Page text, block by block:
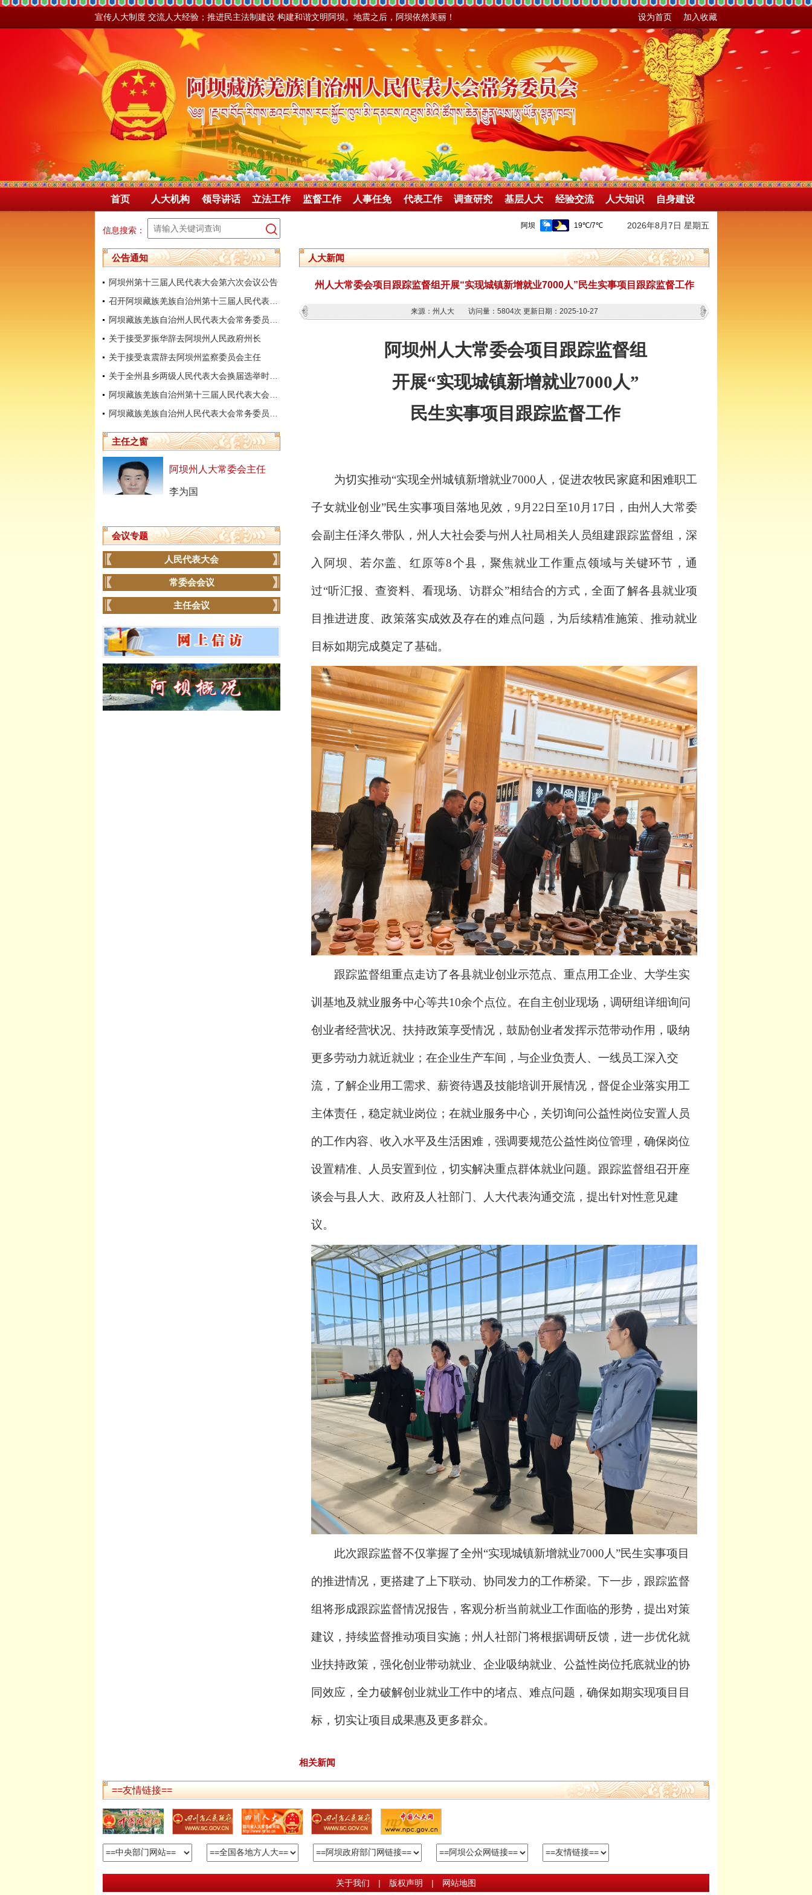
宣传人大制度 交流人大经验；推进民主法制建设 构建和谐文明阿坝。地震之后，阿坝依然美丽！ 设为首页 加入收藏
首页 人大机构 领导讲话 立法工作 监督工作 人事任免 代表工作 调查研究 基层人大 经验交流 人大知识 自身建设
信息搜索： 2026年8月7日 星期五
公告通知
阿坝州第十三届人民代表大会第六次会议公告
关于接受罗振华辞去阿坝州人民政府州长
关于接受袁震辞去阿坝州监察委员会主任
主任之窗
阿坝州人大常委会主任
李为国
会议专题
人民代表大会
常委会会议
主任会议
人大新闻
州人大常委会项目跟踪监督组开展“实现城镇新增就业7000人”民生实事项目跟踪监督工作
来源：州人大 访问量： 5804次 更新日期：2025-10-27
阿坝州人大常委会项目跟踪监督组
开展“实现城镇新增就业7000人”
民生实事项目 跟踪监督工作
为切实推动“实现全州城镇新增就业7000人，促进农牧民家庭和困难职工
子女就业创业”民生实事项目落地见效，9月22日至10月17日， 由州人大常委
会副主任泽久 带队，州人大社会委与州人社局相关人员组建跟踪监督组 ，深
入阿坝、若尔盖、红原等8个县 ， 聚焦就业工作重点领域与关键环节，通
过“听汇报、查资料、看现场、访群众”相结合的方式，全面了解各县就业项
目推进进度、政策落实成效及存在的难点问题， 为后续精准施策、推动就业
目标如期完成奠定了基础。
跟踪监督组重点走访了各县就业创业示范点、重点用工企业、大学生实
训基地及就业服务中心等共10余个点位。在自主创业现场，调研组详细询问
创业者经营状况、扶持政策享受情况，鼓励创业者发挥示范带动作用，吸纳
更多劳动力就近就业；在企业生产车间，与企业负责人、一线员工深入交
流，了解企业用工需求、薪资待遇及技能培训开展情况，督促企业落实用工
主体责任，稳定就业岗位；在就业服务中心，关切询问公益性岗位安置人员
的工作内容、收入水平及生活困难，强调要规范公益性岗位管理，确保岗位
设置精准、人员安置到位，切实解决重点群体就业问题。跟踪监督组召开座
谈会与县人大、政府及人社部门、人大代表沟通交流 ，提出针对性意见建
议。
此次跟踪监督不仅掌握了全州 “实现城镇新增就业7000人”民生实事项目
的推进情况 ，更搭建了上下联动、协同发力的工作桥梁。下一步， 跟踪监督
组将形成跟踪监督情况报告，客观分析当前就业工作面临的形势，提出对策
建议，持续监督推动项目实施；州人社部门将根据调研反馈，进一步优化就
业扶持政策，强化创业带动就业、企业吸纳就业、公益性岗位托底就业的协
同效应，全力破解创业就业工作中的堵点、难点问题，确保如期实现项目 目
标，切实让项目 成果惠及更多群众。
相关新闻
==友情链接==
关于我们 | 版权声明 | 网站地图